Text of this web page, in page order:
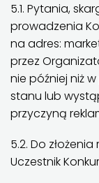
5.1. Pytania,
prowadzenia
na adres:
przez
nie później niż
stanu lub
przyczyną
5.2. Do
Uczestnik